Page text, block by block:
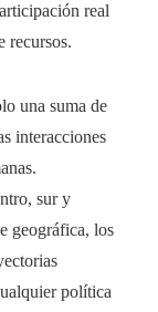
real
recursos.
una suma de
interacciones
sur y
geográfica, los
política